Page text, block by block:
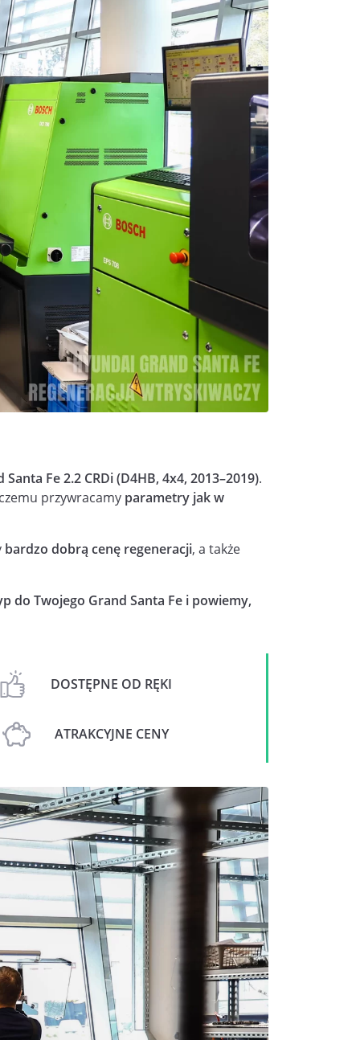
Fe 2.2 CRDi (D4HB, 4x4, 2013–2019).
przywracamy parametry jak w
bardzo dobrą cenę regeneracji, a także
do Twojego Grand Santa Fe i powiemy,
DOSTĘPNE OD RĘKI
ATRAKCYJNE CENY